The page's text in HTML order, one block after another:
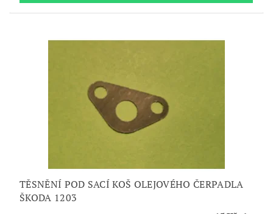
TĚSNĚNÍ POD SACÍ KOŠ OLEJOVÉHO ČERPADLA
ŠKODA 1203